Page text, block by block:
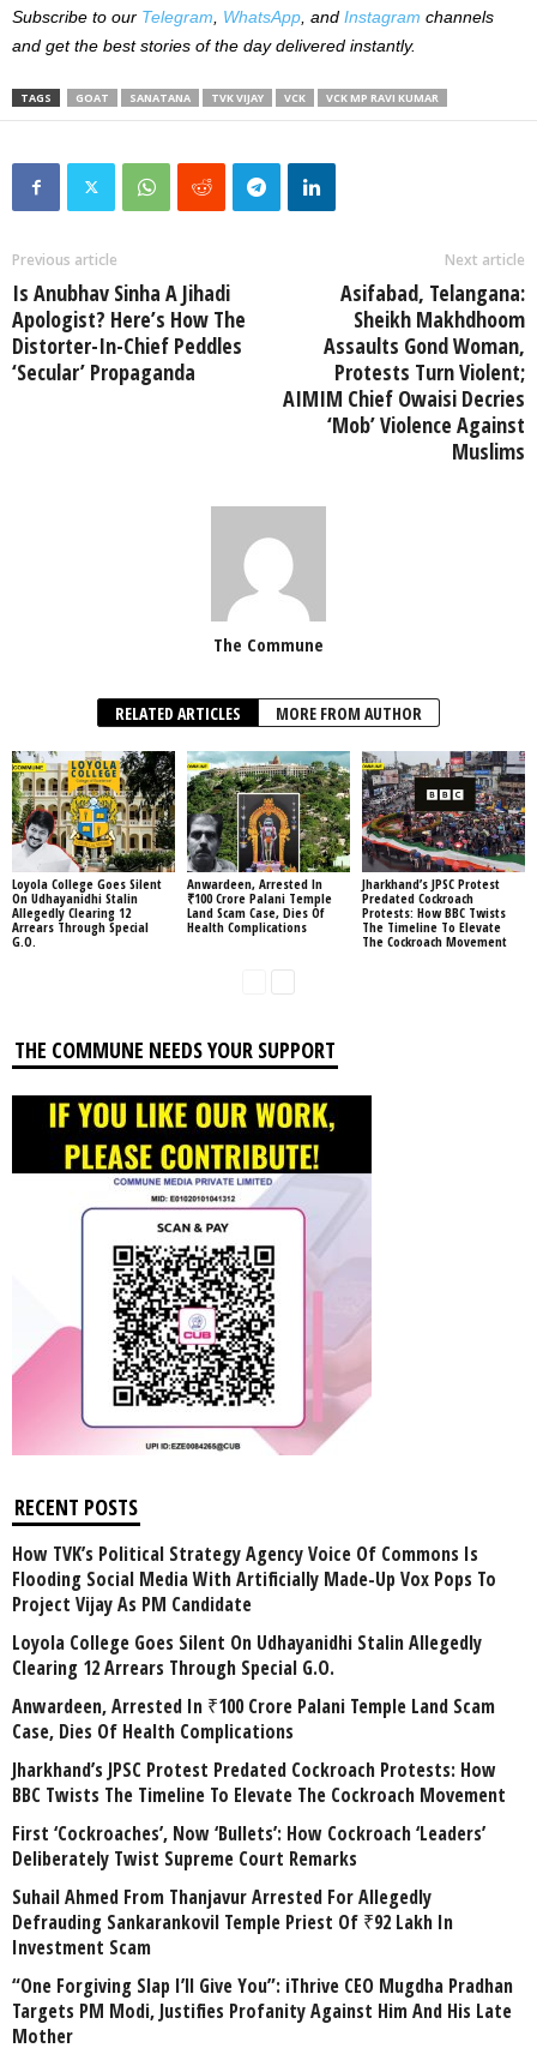
Subscribe to our Telegram WhatsApp , and Instagram channels
and get the best stories of the day delivered instantly.
TAGS GOAT SANATANA TVK VIJAY VCK VCK MP RAVI KUMAR
Previous article
Is Anubhav Sinha A Jihadi
Apologist? Here’s How The
Distorter-In-Chief Peddles
‘Secular’ Propaganda
Next article
Asifabad, Telangana:
Sheikh Makhdhoom
Assaults Gond Woman,
Protests Turn Violent;
AIMIM Chief Owaisi Decries
‘Mob’ Violence Against
Muslims
The Commune
RELATED ARTICLES MORE FROM AUTHOR
Loyola College Goes Silent
On Udhayanidhi Stalin
Allegedly Clearing 12
Arrears Through Special
G.O.
Anwardeen, Arrested In
₹100 Crore Palani Temple
Land Scam Case, Dies Of
Health Complications
Jharkhand’s JPSC Protest
Predated Cockroach
Protests: How BBC Twists
The Timeline To Elevate
The Cockroach Movement
THE COMMUNE NEEDS YOUR SUPPORT
RECENT POSTS
How TVK’s Political Strategy Agency Voice Of Commons Is
Flooding Social Media With Artificially Made-Up Vox Pops To
Project Vijay As PM Candidate
Loyola College Goes Silent On Udhayanidhi Stalin Allegedly
Clearing 12 Arrears Through Special G.O.
Anwardeen, Arrested In ₹100 Crore Palani Temple Land Scam
Case, Dies Of Health Complications
Jharkhand’s JPSC Protest Predated Cockroach Protests: How
BBC Twists The Timeline To Elevate The Cockroach Movement
First ‘Cockroaches’, Now ‘Bullets’: How Cockroach ‘Leaders’
Deliberately Twist Supreme Court Remarks
Suhail Ahmed From Thanjavur Arrested For Allegedly
Defrauding Sankarankovil Temple Priest Of ₹92 Lakh In
Investment Scam
“One Forgiving Slap I’ll Give You”: iThrive CEO Mugdha Pradhan
Targets PM Modi, Justifies Profanity Against Him And His Late
Mother